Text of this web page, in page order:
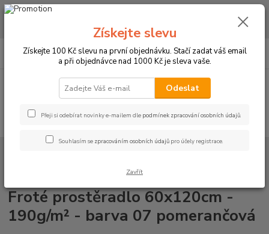
CHCETE NAKOUPIT VĚTŠÍ MNOŽSTVÍ NAŠICH PRODUKTŮ ZA LEPŠÍ
CZK
Hledat
+420 773 794 023
Pondělí-pátek 9-16 hodin
0
Froté prostěradlo 60x120cm -
190g/m² - barva 07 pomerančová
Získejte slevu
Získejte 100 Kč slevu na první objednávku. Stačí zadat váš email
a při objednávce nad 1000 Kč je sleva vaše.
Odeslat
Přeji si odebírat novinky e-mailem dle podmínek zpracování osobních údajů.
Souhlasím se zpracováním osobních údajů pro účely registrace.
Zavřít